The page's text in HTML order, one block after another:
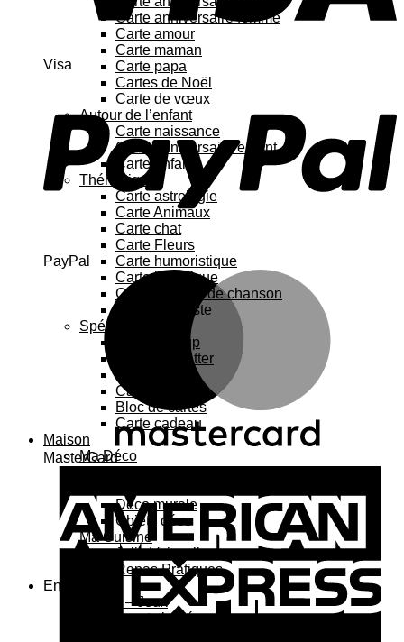
Visa
PayPal
MasterCard
Carte anniversaire femme
Carte amour
Carte maman
Carte papa
Cartes de Noël
Carte de vœux
Autour de l’enfant
Carte naissance
Carte anniversaire enfant
Carte enfant
Thématique
Carte astrologie
Carte Animaux
Carte chat
Carte Fleurs
Carte humoristique
Carte botanique
Carte Paroles de chanson
Carte féministe
Spécial
Carte Pop up
Cartes à gratter
Carte à sticker
Bloc de cartes
Carte cadeau
Maison
Ma Déco
Déco murale
Objets déco
Ma Cuisine
Jolie Vaisselle
Repas Pratiques
Enfant
Jouets – Jeux
Jouets bébé